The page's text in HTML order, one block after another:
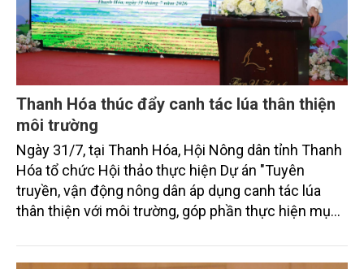
Thanh Hóa thúc đẩy canh tác lúa thân thiện
môi trường
Ngày 31/7, tại Thanh Hóa, Hội Nông dân tỉnh Thanh
Hóa tổ chức Hội thảo thực hiện Dự án "Tuyên
truyền, vận động nông dân áp dụng canh tác lúa
thân thiện với môi trường, góp phần thực hiện mục
trình thu hút sự tham gia của đông đảo đại biểu đến